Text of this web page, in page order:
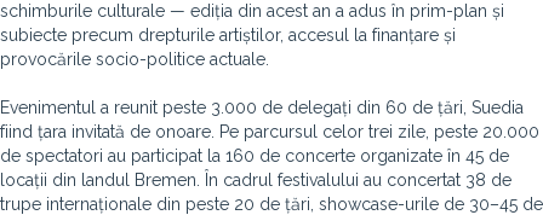
schimburile culturale — ediția din acest an a adus în prim-plan și
subiecte precum drepturile artiștilor, accesul la finanțare și
provocările socio-politice actuale.
Evenimentul a reunit peste 3.000 de delegați din 60 de țări, Suedia
fiind țara invitată de onoare. Pe parcursul celor trei zile, peste 20.000
de spectatori au participat la 160 de concerte organizate în 45 de
locații din landul Bremen. În cadrul festivalului au concertat 38 de
trupe internaționale din peste 20 de țări, showcase-urile de 30–45 de